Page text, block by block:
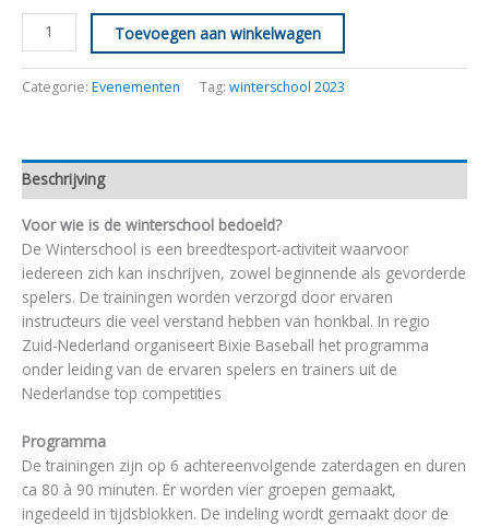
Toevoegen aan winkelwagen
Categorie: Evenementen Tag: winterschool 2023
Beschrijving
Voor wie is de winterschool bedoeld?
De Winterschool is een breedtesport-activiteit waarvoor
iedereen zich kan inschrijven, zowel beginnende als gevorderde
spelers. De trainingen worden verzorgd door ervaren
instructeurs die veel verstand hebben van honkbal. In regio
Zuid-Nederland organiseert Bixie Baseball het programma
onder leiding van de ervaren spelers en trainers uit de
Nederlandse top competities
Programma
De trainingen zijn op 6 achtereenvolgende zaterdagen en duren
ca 80 à 90 minuten. Er worden vier groepen gemaakt,
ingedeeld in tijdsblokken. De indeling wordt gemaakt door de